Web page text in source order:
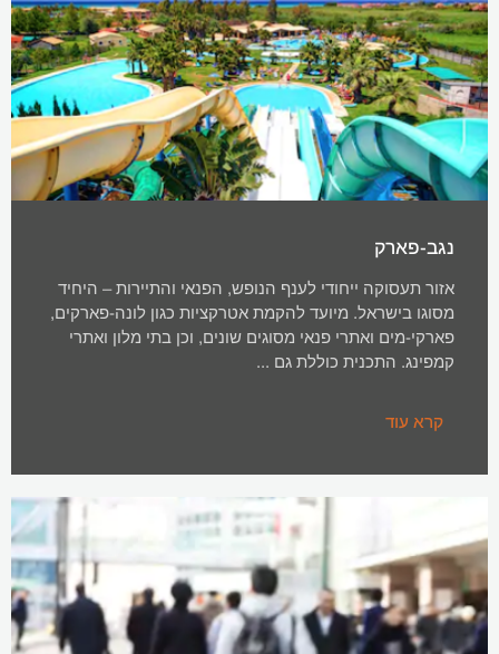
נגב-פארק
אזור תעסוקה ייחודי לענף הנופש, הפנאי והתיירות – היחיד
מסוגו בישראל. מיועד להקמת אטרקציות כגון לונה-פארקים,
פארקי-מים ואתרי פנאי מסוגים שונים, וכן בתי מלון ואתרי
קמפינג. התכנית כוללת גם ...
קרא עוד